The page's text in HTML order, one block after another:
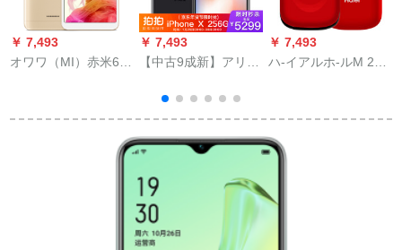
￥ 7,493
オワワ（MI）赤米6ス
￥ 7,493
【中古9成新】アリセ
行中古スゴロファXグ
レイ25 G
￥ 7,493
ハ-イアルホ-ルM 24
スフルを受けられる
れる